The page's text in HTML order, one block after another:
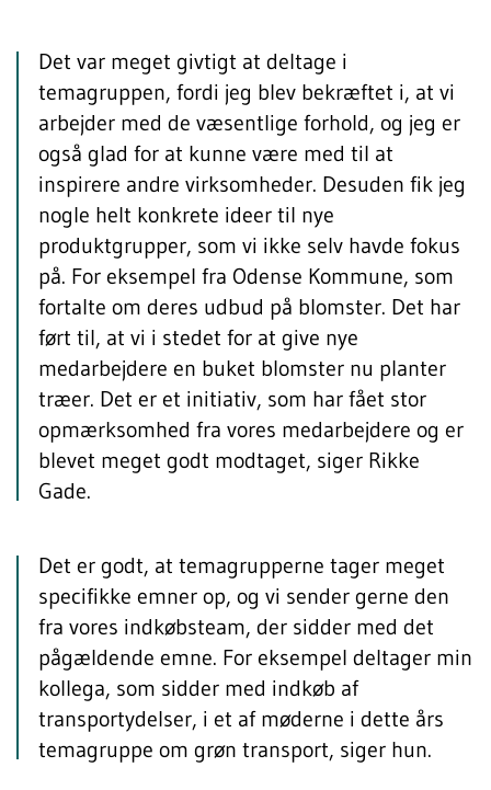
Det var meget givtigt at deltage i
temagruppen, fordi jeg blev bekræftet i, at vi
arbejder med de væsentlige forhold, og jeg er
også glad for at kunne være med til at
inspirere andre virksomheder. Desuden fik jeg
nogle helt konkrete ideer til nye
produktgrupper, som vi ikke selv havde fokus
på. For eksempel fra Odense Kommune, som
fortalte om deres udbud på blomster. Det har
ført til, at vi i stedet for at give nye
medarbejdere en buket blomster nu planter
træer. Det er et initiativ, som har fået stor
opmærksomhed fra vores medarbejdere og er
blevet meget godt modtaget, siger Rikke
Gade.
Det er godt, at temagrupperne tager meget
specifikke emner op, og vi sender gerne den
fra vores indkøbsteam, der sidder med det
pågældende emne. For eksempel deltager min
kollega, som sidder med indkøb af
transportydelser, i et af møderne i dette års
temagruppe om grøn transport, siger hun.